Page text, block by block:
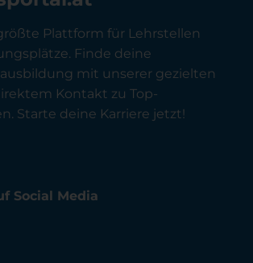
Plattform für Lehrstellen
Finde deine
mit unserer gezielten
Kontakt zu Top-
Starte deine Karriere jetzt!
Social Media